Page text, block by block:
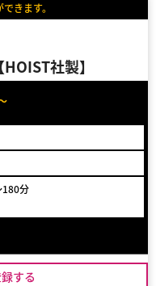
きます。
社製】
180分
する